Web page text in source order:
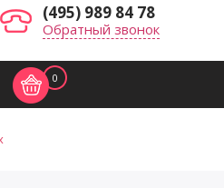
(495) 989 84 78
Обратный звонок
0